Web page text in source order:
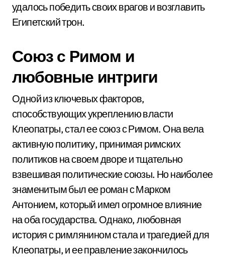
удалось победить своих врагов и возглавить
Египетский трон.
Союз с Римом и
любовные интриги
Одной из ключевых факторов,
способствующих укреплению власти
Клеопатры, стал ее союз с Римом. Она вела
активную политику, принимая римских
политиков на своем дворе и тщательно
взвешивая политические союзы. Но наиболее
знаменитым был ее роман с Марком
Антонием, который имел огромное влияние
на оба государства. Однако, любовная
история с римлянином стала и трагедией для
Клеопатры, и ее правление закончилось